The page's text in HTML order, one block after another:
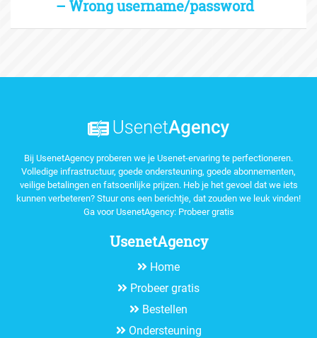
– Wrong username/password
Bij UsenetAgency proberen we je Usenet-ervaring te perfectioneren.
Volledige infrastructuur, goede ondersteuning, goede abonnementen,
veilige betalingen en fatsoenlijke prijzen. Heb je het gevoel dat we iets
kunnen verbeteren? Stuur ons een berichtje, dat zouden we leuk vinden!
Ga voor UsenetAgency: Probeer gratis
UsenetAgency
Home
Probeer gratis
Bestellen
Ondersteuning